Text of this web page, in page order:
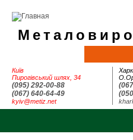
Київ
Пирогівський шлях, 34
(095) 292-00-88
(067) 640-64-49
kyiv@metiz.net